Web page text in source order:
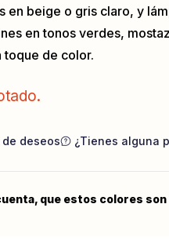
en beige o gris claro, y
en tonos verdes,
toque de color.
deseos ¿Tienes alguna
que estos colores